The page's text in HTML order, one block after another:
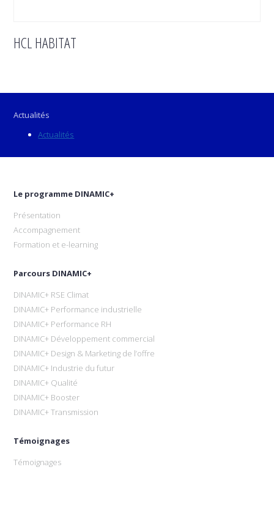
HCL HABITAT
Actualités
Actualités
Le programme DINAMIC+
Présentation
Accompagnement
Formation et e-learning
Parcours DINAMIC+
DINAMIC+ RSE Climat
DINAMIC+ Performance industrielle
DINAMIC+ Performance RH
DINAMIC+ Développement commercial
DINAMIC+ Design & Marketing de l’offre
DINAMIC+ Industrie du futur
DINAMIC+ Qualité
DINAMIC+ Booster
DINAMIC+ Transmission
Témoignages
Témoignages